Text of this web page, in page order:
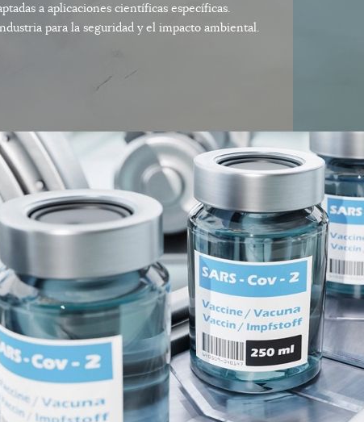
a aplicaciones científicas específicas.
para la seguridad y el impacto ambiental.